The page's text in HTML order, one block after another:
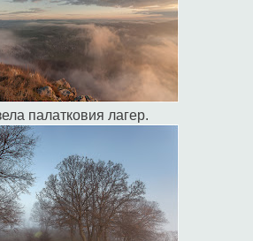
палатковия лагер.